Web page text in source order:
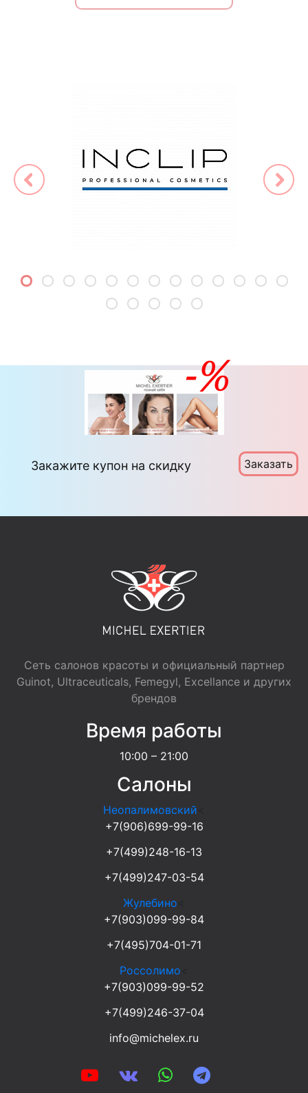
Закажите купон на скидку Заказать
Сеть салонов красоты и официальный партнер
Guinot, Ultraceuticals, Femegyl, Excellance и других
брендов
Время работы
10:00 – 21:00
Салоны
Неопалимовский
+7(906)699-99-16
+7(499)248-16-13
+7(499)247-03-54
Жулебино
+7(903)099-99-84
+7(495)704-01-71
Россолимо
+7(903)099-99-52
+7(499)246-37-04
info@michelex.ru